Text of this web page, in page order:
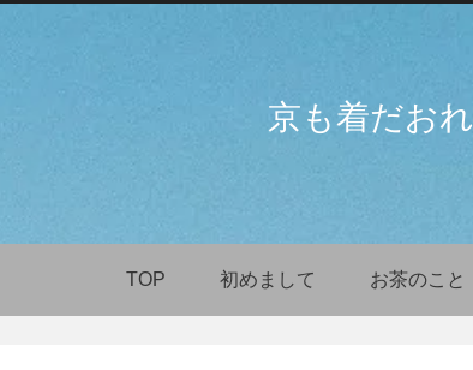
京も着だおれ
TOP 初めまして お茶のこと